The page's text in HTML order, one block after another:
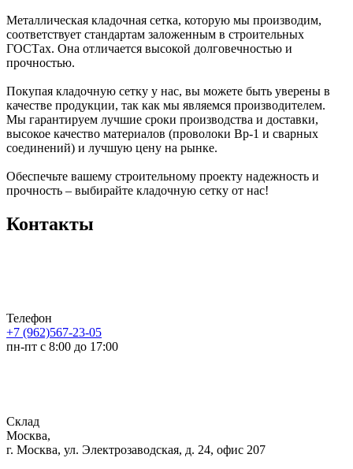
Металлическая кладочная сетка, которую мы производим,
соответствует стандартам заложенным в строительных
ГОСТах. Она отличается высокой долговечностью и
прочностью.
Покупая кладочную сетку у нас, вы можете быть уверены в
качестве продукции, так как мы являемся производителем.
Мы гарантируем лучшие сроки производства и доставки,
высокое качество материалов (проволоки Вр-1 и сварных
соединений) и лучшую цену на рынке.
Обеспечьте вашему строительному проекту надежность и
прочность – выбирайте кладочную сетку от нас!
Контакты
Телефон
+7 (962)567-23-05
пн-пт с 8:00 до 17:00
Склад
Москва,
г. Москва, ул. Электрозаводская, д. 24, офис 207